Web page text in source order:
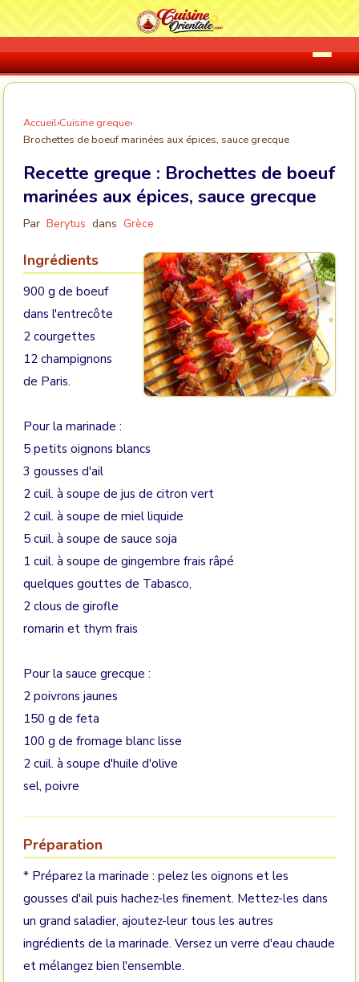
Accueil›Cuisine greque›
Brochettes de boeuf marinées aux épices, sauce grecque
Recette greque : Brochettes de boeuf
marinées aux épices, sauce grecque
Par Berytus dans Grèce
Ingrédients
900 g de boeuf
dans l'entrecôte
2 courgettes
12 champignons
de Paris.
Pour la marinade :
5 petits oignons blancs
3 gousses d'ail
2 cuil. à soupe de jus de citron vert
2 cuil. à soupe de miel liquide
5 cuil. à soupe de sauce soja
1 cuil. à soupe de gingembre frais râpé
quelques gouttes de Tabasco,
2 clous de girofle
romarin et thym frais
Pour la sauce grecque :
2 poivrons jaunes
150 g de feta
100 g de fromage blanc lisse
2 cuil. à soupe d'huile d'olive
sel, poivre
Préparation
* Préparez la marinade : pelez les oignons et les
gousses d'ail puis hachez-les finement. Mettez-les dans
un grand saladier, ajoutez-leur tous les autres
ingrédients de la marinade. Versez un verre d'eau chaude
et mélangez bien l'ensemble.